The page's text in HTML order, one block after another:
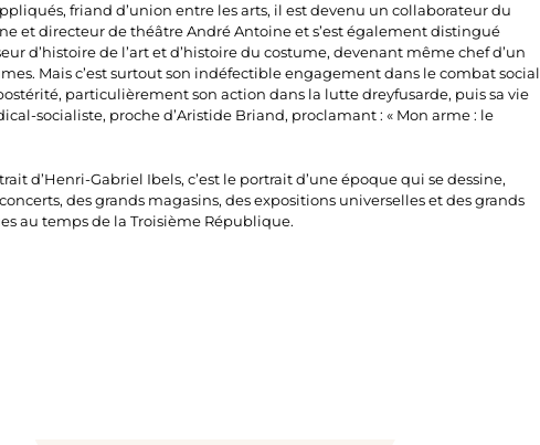
friand d’union entre les arts, il est devenu un collaborateur du
et directeur de théâtre André Antoine et s’est également distingué
d’histoire de l’art et d’histoire du costume, devenant même chef d’un
Mais c’est surtout son indéfectible engagement dans le combat social
particulièrement son action dans la lutte dreyfusarde, puis sa vie
socialiste, proche d’Aristide Briand, proclamant : « Mon arme : le
d’Henri-Gabriel Ibels, c’est le portrait d’une époque qui se dessine,
des grands magasins, des expositions universelles et des grands
au temps de la Troisième République.